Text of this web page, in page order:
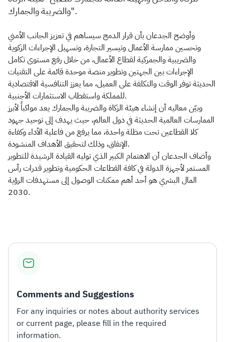
والضريبة والجمارك".
وأوضح الجدعان بأن قرار الدمج سيساهم في تعزيز الجانب الأمني
وتحسين ممارسة الأعمال وتيسير التجارة، وتسهيل الإجراءات الزكوية
والضريبية والجمركية لقطاع الأعمال، من خلال رفع مستوى تكامل
الإجراءات بين الجهتين وتطوير منصة موحدة قائمة على التقنيات
الحديثة توفر الوقت والتكلفة على العميل، مما يعزز التنافسية الاقتصادية
للمملكة واستقطاب الاستثمارات الأجنبية.
وبيّن معاليه أن إنشاء هيئة الزكاة والضريبة والجمارك يعد مواكباً لأبرز
الممارسات العالمية الحديثة في دول العالم، حيث يهدف إلى توحيد جهود
كلا القطاعين تحت مظلة واحدة، مما يرفع من فاعلية الأداء وكفاءة
الإنفاق، وذلك لتحقيق الأهداف المنشودة.
وأضاف الجدعان أن الاهتمام الكبير الذي توليه القيادة الرشيدة للتطوير
المستمر لأجهزة الدولة في كافة القطاعات الحكومية وتطوير قدرات رأس
المال البشري هو أحد أهم ممكنات الوصول إلى مستهدفات الرؤية
2030.
Comments and Suggestions
For any inquiries or notes about authority services
or current page, please fill in the required
information.